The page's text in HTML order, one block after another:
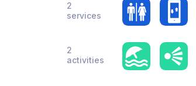
2
services
2
activities